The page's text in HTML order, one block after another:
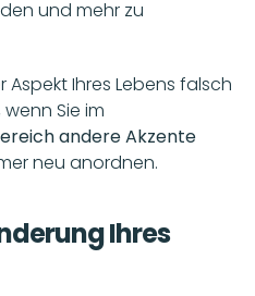
und mehr zu
Ihres Lebens falsch
andere Akzente
neu anordnen.
Ihres